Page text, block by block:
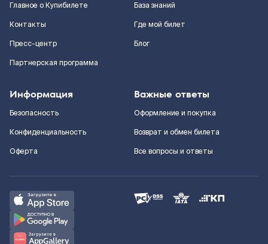
Главное о Купибилете
Контакты
Пресс-центр
Партнерская программа
База знаний
Где мой билет
Блог
Информация
Безопасность
Конфиденциальность
Оферта
Важные ответы
Оформление и покупка
Возврат и обмен билета
Все вопросы и ответы